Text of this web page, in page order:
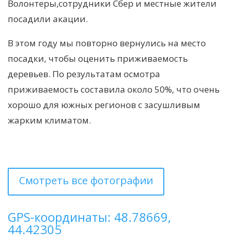
Волонтеры,сотрудники Сбер и местные жители
посадили акации.
В этом году мы повторно вернулись на место
посадки, чтобы оценить приживаемость
деревьев. По результатам осмотра
приживаемость составила около 50%, что очень
хорошо для южных регионов с засушливым
жарким климатом.
Смотреть все фотографии
GPS-координаты: 48.78669,
44.42305